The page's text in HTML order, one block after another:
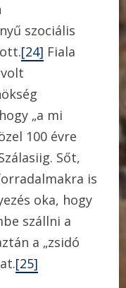
szociális
[24] Fiala
volt
„a mi
100 évre
Sőt,
is
oka, hogy
szállni a
a „zsidó
[25]